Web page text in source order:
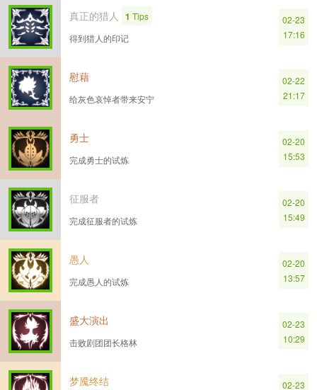
真正的猎人 1 Tips
得到猎人的印记
02-23
17:16
慰藉
给灰色哀悼者带来安宁
02-22
21:17
勇士
完成勇士的试炼
02-20
15:53
征服者
完成征服者的试炼
02-20
15:49
愚人
完成愚人的试炼
02-20
13:57
盛大演出
击败剧团团长格林
02-23
10:29
梦魇终结 02-23